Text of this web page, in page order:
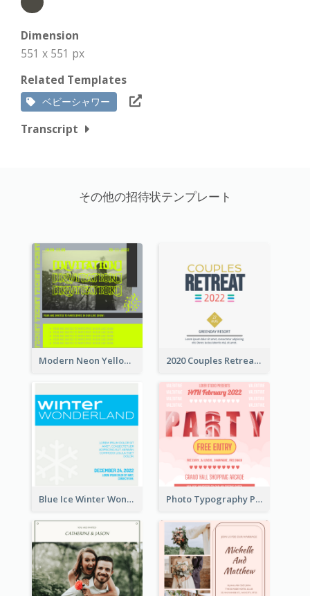
Dimension
551 x 551 px
Related Templates
ベビーシャワー
Transcript
その他の招待状テンプレート
Modern Neon Yellow Live Band Invitation Design Idea 2020 Couples Retreat In Resort Invitation
Blue Ice Winter Wonderland Visit Invitation Photo Typography Party Invitation Design Templates